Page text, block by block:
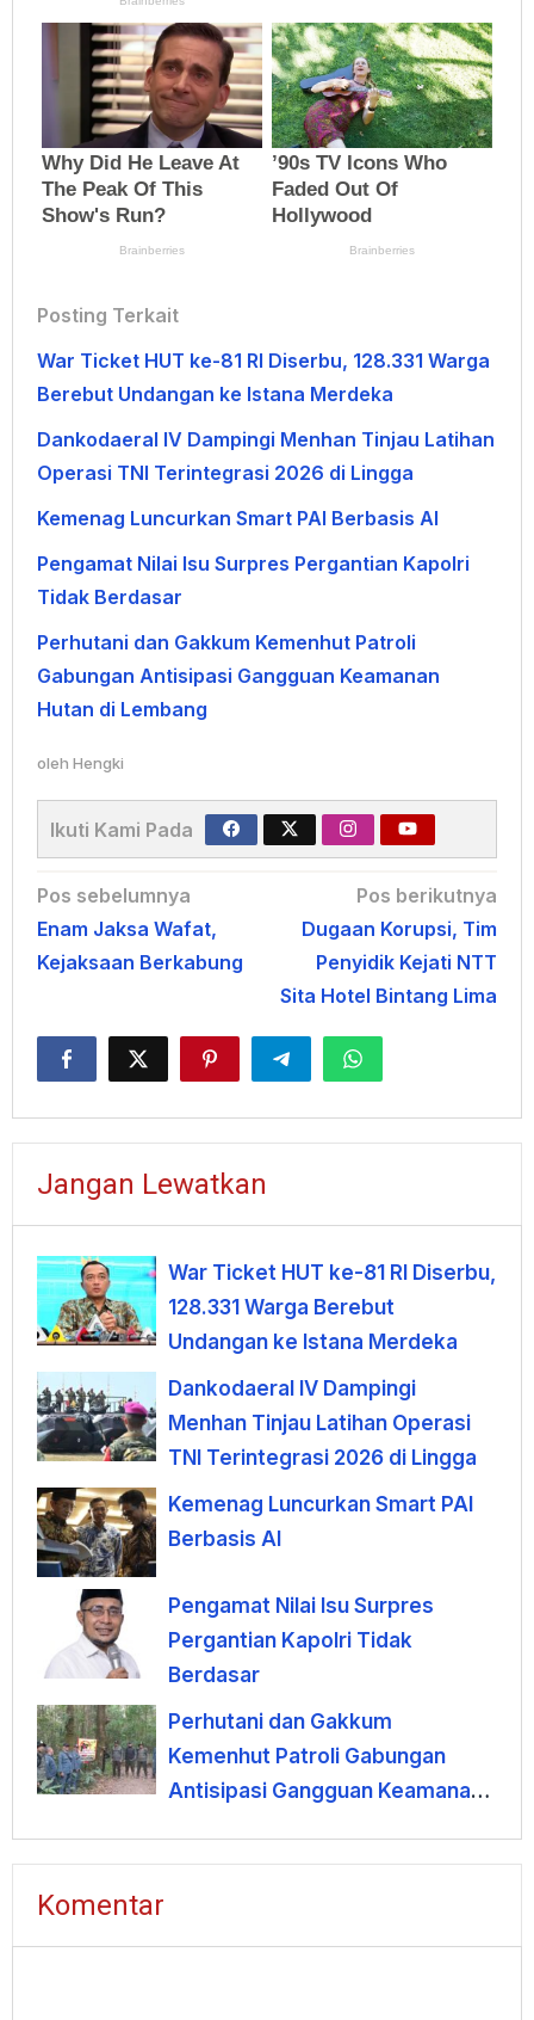
Posting Terkait
War Ticket HUT ke-81 RI Diserbu, 128.331 Warga
Berebut Undangan ke Istana Merdeka
Dankodaeral IV Dampingi Menhan Tinjau Latihan
Operasi TNI Terintegrasi 2026 di Lingga
Kemenag Luncurkan Smart PAI Berbasis AI
Pengamat Nilai Isu Surpres Pergantian Kapolri
Tidak Berdasar
Perhutani dan Gakkum Kemenhut Patroli
Gabungan Antisipasi Gangguan Keamanan
Hutan di Lembang
oleh Hengki
Ikuti Kami Pada
Navigasi
pos
Pos sebelumnya
Enam Jaksa Wafat,
Kejaksaan Berkabung
Pos berikutnya
Dugaan Korupsi, Tim
Penyidik Kejati NTT
Sita Hotel Bintang Lima
Jangan Lewatkan
War Ticket HUT ke-81 RI Diserbu,
128.331 Warga Berebut
Undangan ke Istana Merdeka
Dankodaeral IV Dampingi
Menhan Tinjau Latihan Operasi
TNI Terintegrasi 2026 di Lingga
Kemenag Luncurkan Smart PAI
Berbasis AI
Pengamat Nilai Isu Surpres
Pergantian Kapolri Tidak
Berdasar
Perhutani dan Gakkum
Kemenhut Patroli Gabungan
Antisipasi Gangguan Keamanan
Komentar